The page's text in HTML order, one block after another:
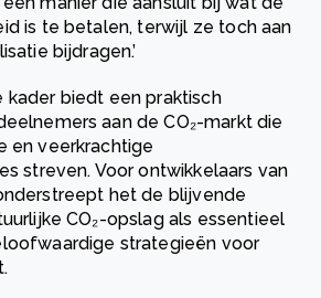
is te betalen, terwijl ze toch aan
bijdragen.’
biedt een praktisch
aan de CO₂-markt die
en veerkrachtige
streven. Voor ontwikkelaars van
het de blijvende
CO₂-opslag als essentieel
strategieën voor